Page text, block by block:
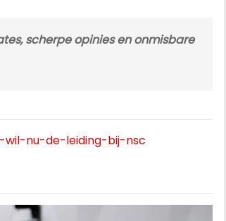
scherpe opinies en onmisbare
nu-de-leiding-bij-nsc